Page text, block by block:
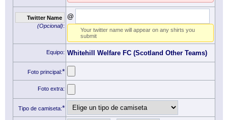
Twitter Name
(Opcional):
@
Your twitter name will appear on any shirts you
submit
Equipo: Whitehill Welfare FC (Scotland Other Teams)
Foto principal:*
Foto extra:
Tipo de camiseta:*